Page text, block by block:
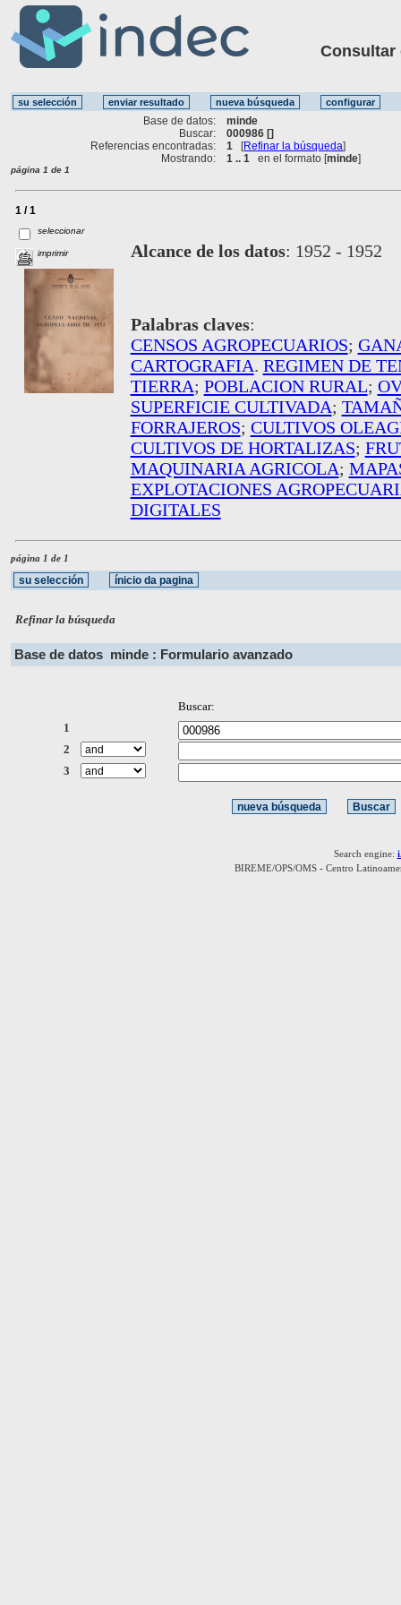
Consultar
Base de datos:
minde
Buscar:
000986 []
Referencias encontradas:
1 [Refinar la búsqueda]
Mostrando:
1 .. 1 en el formato [minde]
página 1 de 1
1 / 1
seleccionar
imprimir Alcance de los datos: 1952 - 1952
Palabras claves:
CENSOS AGROPECUARIOS;
CARTOGRAFIA. REGIMEN DE
TIERRA; POBLACION RURAL;
SUPERFICIE CULTIVADA;
FORRAJEROS; CULTIVOS
CULTIVOS DE HORTALIZAS;
MAQUINARIA AGRICOLA;
EXPLOTACIONES
DIGITALES
página 1 de 1
Refinar la búsqueda
Base de datos minde : Formulario avanzado
Buscar:
1
2
3
Search engine:
BIREME/OPS/OMS - Centro